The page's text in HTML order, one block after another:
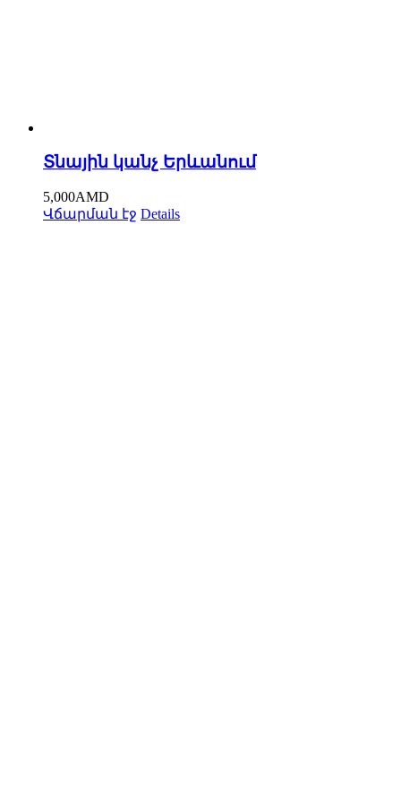
Տնային կանչ Երևանում
5,000AMD
Վճարման էջ Details